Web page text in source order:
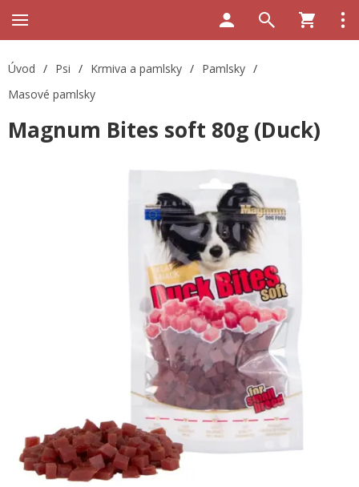
Úvod / Psi / Krmiva a pamlsky / Pamlsky /
Masové pamlsky
Magnum Bites soft 80g (Duck)